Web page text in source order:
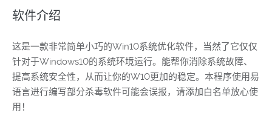
软件介绍
这是一款非常简单小巧的Win10系统优化软件，当然了它仅仅
针对于Windows10的系统环境运行。能帮你消除系统故障、
提高系统安全性，从而让你的W10更加的稳定。本程序使用易
语言进行编写部分杀毒软件可能会误报，请添加白名单放心使
用！